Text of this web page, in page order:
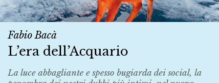
Fabio Bacà
L’era dell’Acquario
La luce abbagliante e spesso bugiarda dei social, la